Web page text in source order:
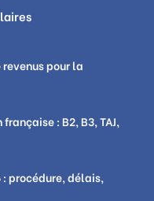
pour la
: B2, B3, TAJ,
: procédure, délais,